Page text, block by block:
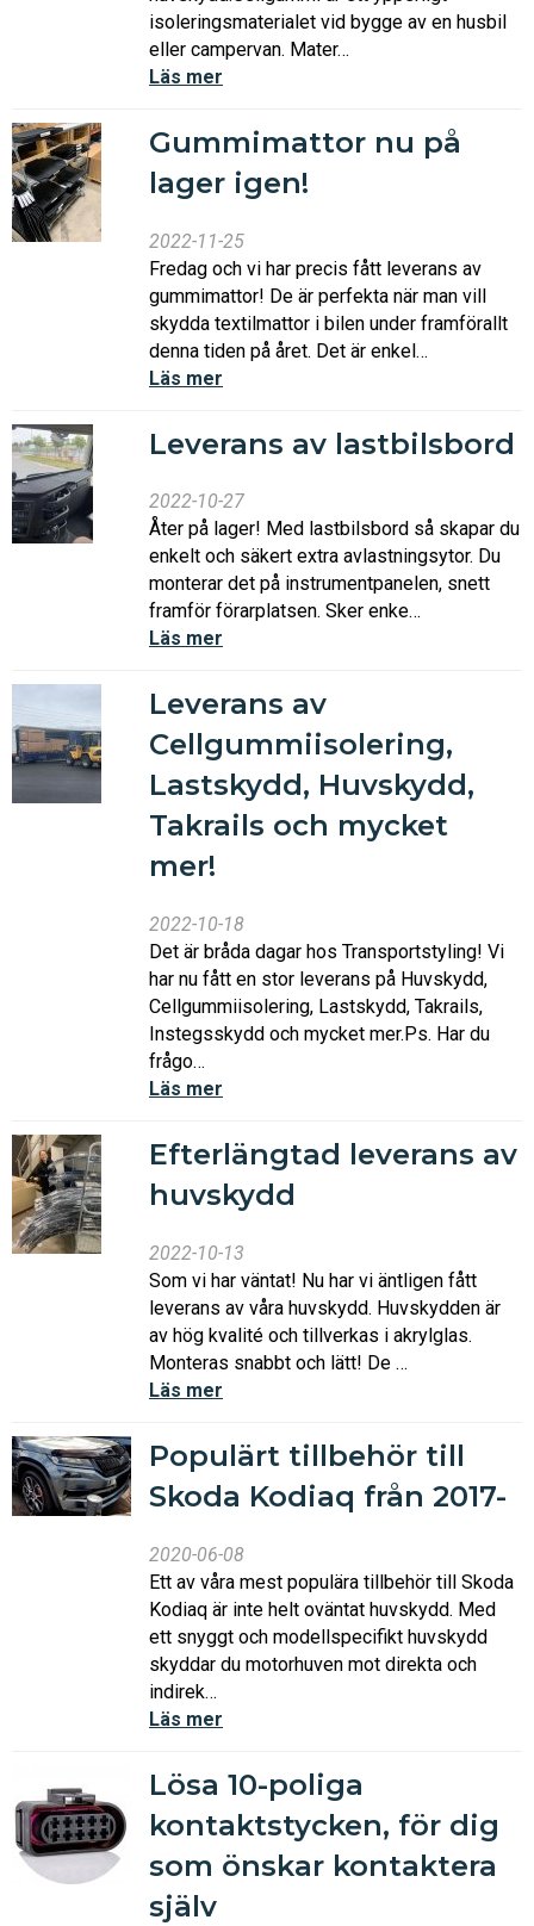
isoleringsmaterialet vid bygge av en husbil
eller campervan. Mater…
Läs mer
Gummimattor nu på
lager igen!
2022-11-25
Fredag och vi har precis fått leverans av
gummimattor! De är perfekta när man vill
skydda textilmattor i bilen under framförallt
denna tiden på året. Det är enkel…
Läs mer
Leverans av lastbilsbord
2022-10-27
Åter på lager! Med lastbilsbord så skapar du
enkelt och säkert extra avlastningsytor. Du
monterar det på instrumentpanelen, snett
framför förarplatsen. Sker enke…
Läs mer
Leverans av
Cellgummiisolering,
Lastskydd, Huvskydd,
Takrails och mycket
mer!
2022-10-18
Det är bråda dagar hos Transportstyling! Vi
har nu fått en stor leverans på Huvskydd,
Cellgummiisolering, Lastskydd, Takrails,
Instegsskydd och mycket mer.Ps. Har du
frågo…
Läs mer
Efterlängtad leverans av
huvskydd
2022-10-13
Som vi har väntat! Nu har vi äntligen fått
leverans av våra huvskydd. Huvskydden är
av hög kvalité och tillverkas i akrylglas.
Monteras snabbt och lätt! De …
Läs mer
Populärt tillbehör till
Skoda Kodiaq från 2017-
2020-06-08
Ett av våra mest populära tillbehör till Skoda
Kodiaq är inte helt oväntat huvskydd. Med
ett snyggt och modellspecifikt huvskydd
skyddar du motorhuven mot direkta och
indirek…
Läs mer
Lösa 10-poliga
kontaktstycken, för dig
som önskar kontaktera
själv